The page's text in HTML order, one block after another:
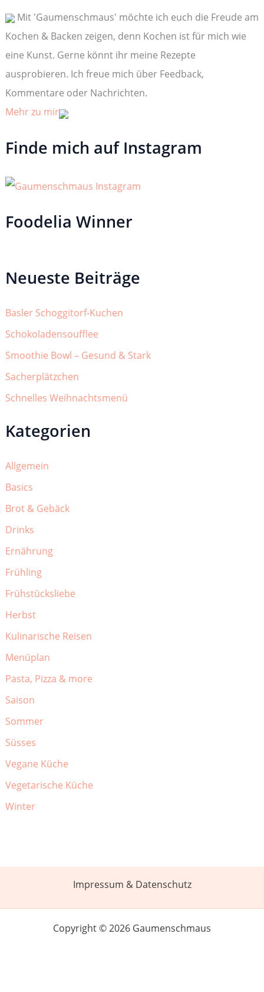
a
h
:
Mit 'Gaumenschmaus' möchte ich euch die Freude am
Kochen & Backen zeigen, denn Kochen ist für mich wie
eine Kunst. Gerne könnt ihr meine Rezepte
ausprobieren. Ich freue mich über Feedback,
Kommentare oder Nachrichten.
Mehr zu mir
Finde mich auf Instagram
Foodelia Winner
Neueste Beiträge
Basler Schoggitorf-Kuchen
Schokoladensoufflee
Smoothie Bowl – Gesund & Stark
Sacherplätzchen
Schnelles Weihnachtsmenü
Kategorien
Allgemein
Basics
Brot & Gebäck
Drinks
Ernährung
Frühling
Frühstücksliebe
Herbst
Kulinarische Reisen
Menüplan
Pasta, Pizza & more
Saison
Sommer
Süsses
Vegane Küche
Vegetarische Küche
Winter
Impressum & Datenschutz
Copyright © 2026 Gaumenschmaus